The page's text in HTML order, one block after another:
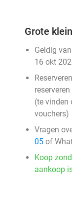
Grote
Geldig
16 okt
(te vinden
vouchers)
Vragen
05 of
Koop
aankoop